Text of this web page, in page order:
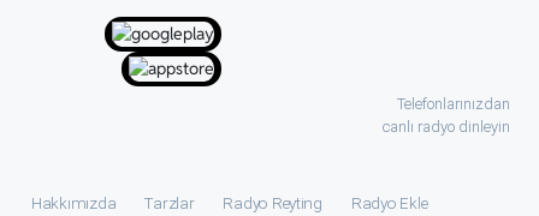
Telefonlarınızdan
canlı radyo dinleyin
Hakkımızda Tarzlar Radyo Reyting
Radyo Ekle